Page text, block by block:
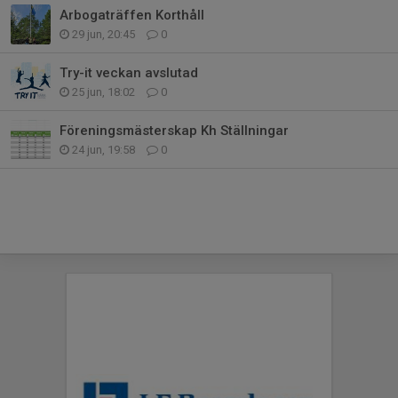
Arbogaträffen Korthåll
29 jun, 20:45 0
Try-it veckan avslutad
25 jun, 18:02 0
Föreningsmästerskap Kh Ställningar
24 jun, 19:58 0